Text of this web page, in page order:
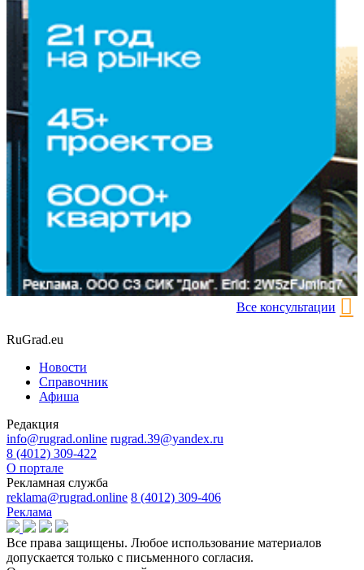
Все консультации
RuGrad.eu
Новости
Справочник
Афиша
Редакция
info@rugrad.online rugrad.39@yandex.ru
8 (4012) 309-422
О портале
Рекламная служба
reklama@rugrad.online 8 (4012) 309-406
Реклама
Все права защищены. Любое использование материалов
допускается только с письменного согласия.